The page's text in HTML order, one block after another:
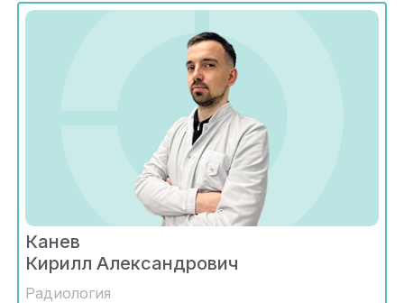
Канев
Кирилл Александрович
Радиология